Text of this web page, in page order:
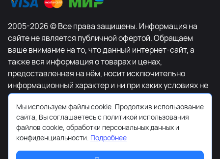
2005-2026 © Все права защищены. Информация на
сайте не является публичной офертой. Обращаем
ваше внимание на то, что данный интернет-сайт, а
также вся информация о товарах и ценах,
предоставленная на нём, носит исключительно
информационный характер и ни при каких условиях не
является публичной офертой, определяемой
положениями Статьи 437 Гражданского кодекса
Российской Федерации. Для получения подробной
информации о наличии и стоимости указанных
товаров и (или) услуг, пожалуйста, обращайтесь к
менеджеру сайта с помощью специальной формы
Мы используем файлы cookie. Продолжив использование
сайта, Вы соглашаетесь с политикой использования
файлов cookie, обработки персональных данных и
конфиденциальности. Подробнее